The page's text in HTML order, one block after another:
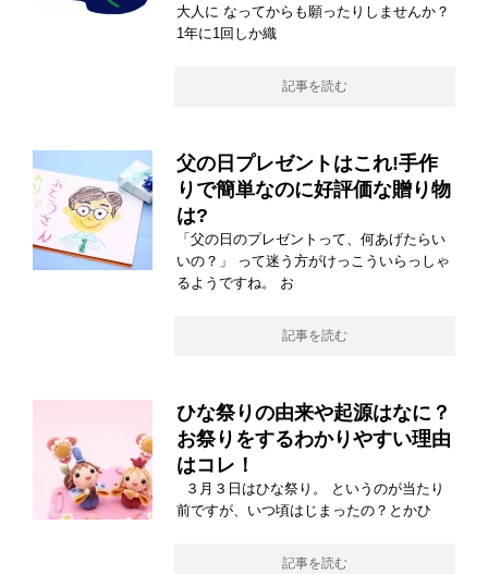
大人に なってからも願ったりしませんか？
1年に1回しか織
記事を読む
父の日プレゼントはこれ!手作
りで簡単なのに好評価な贈り物
は?
「父の日のプレゼントって、何あげたらい
いの？」 って迷う方がけっこういらっしゃ
るようですね。 お
記事を読む
ひな祭りの由来や起源はなに？
お祭りをするわかりやすい理由
はコレ！
３月３日はひな祭り。 というのが当たり
前ですが、いつ頃はじまったの？とかひ
記事を読む